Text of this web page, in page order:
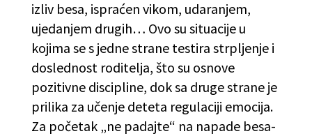
izliv besa, ispraćen vikom, udaranjem,
ujedanjem drugih… Ovo su situacije u
kojima se s jedne strane testira strpljenje i
doslednost roditelja, što su osnove
pozitivne discipline, dok sa druge strane je
prilika za učenje deteta regulaciji emocija.
Za početak „ne padajte“ na napade besa-